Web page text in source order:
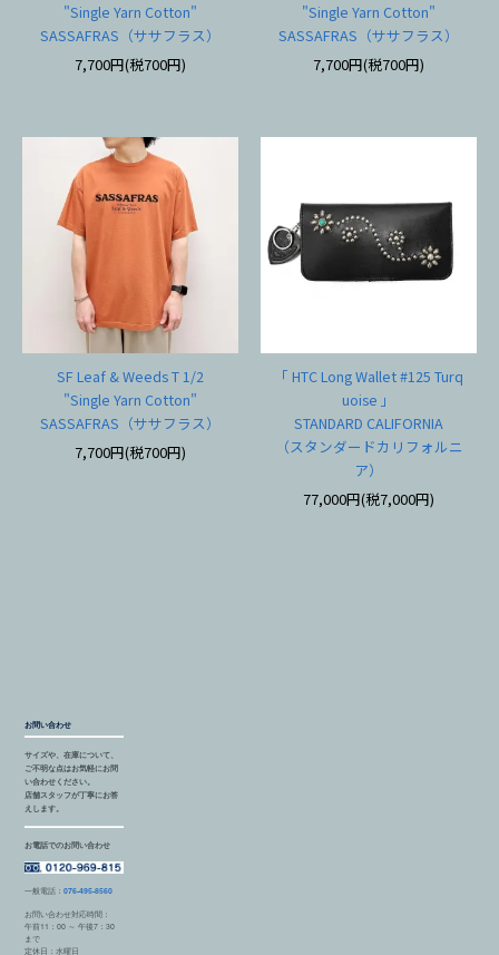
"Single Yarn Cotton"
SASSAFRAS（ササフラス）
7,700円(税700円)
"Single Yarn Cotton"
SASSAFRAS（ササフラス）
7,700円(税700円)
SF Leaf & Weeds T 1/2
"Single Yarn Cotton"
SASSAFRAS（ササフラス）
7,700円(税700円)
「 HTC Long Wallet #125 Turq
uoise 」
STANDARD CALIFORNIA
（スタンダードカリフォルニ
ア）
77,000円(税7,000円)
お問い合わせ
サイズや、在庫について、
ご不明な点はお気軽にお問
い合わせください。
店舗スタッフが丁寧にお答
えします。
お電話でのお問い合わせ
一般電話：076-495-8560
お問い合わせ対応時間：
午前11：00 ～ 午後7：30
まで
定休日：水曜日